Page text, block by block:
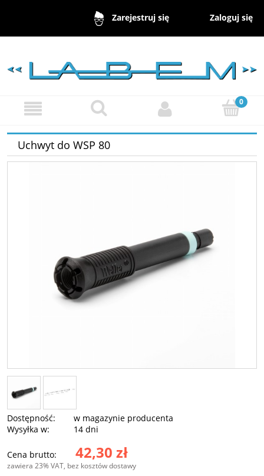
Zarejestruj się Zaloguj się
Uchwyt do WSP 80
Dostępność:
w magazynie producenta
Wysyłka w:
14 dni
Cena brutto: 42,30 zł
zawiera 23% VAT, bez kosztów dostawy